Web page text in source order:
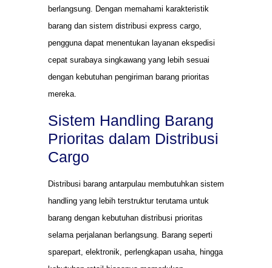
berlangsung. Dengan memahami karakteristik
barang dan sistem distribusi express cargo,
pengguna dapat menentukan layanan ekspedisi
cepat surabaya singkawang yang lebih sesuai
dengan kebutuhan pengiriman barang prioritas
mereka.
Sistem Handling Barang
Prioritas dalam Distribusi
Cargo
Distribusi barang antarpulau membutuhkan sistem
handling yang lebih terstruktur terutama untuk
barang dengan kebutuhan distribusi prioritas
selama perjalanan berlangsung. Barang seperti
sparepart, elektronik, perlengkapan usaha, hingga